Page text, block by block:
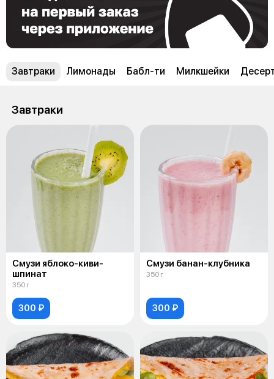
Завтраки Лимонады Бабл-ти Милкшейки
Завтраки
Смузи яблоко-киви-
шпинат
350 г
300 ₽
Смузи банан-клубника
350 г
300 ₽